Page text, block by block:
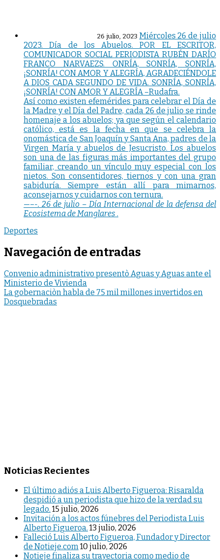
26 julio, 2023 Miércoles 26 de julio
2023. Día de los Abuelos. POR EL ESCRITOR,
COMUNICADOR SOCIAL PERIODISTA RUBÉN DARÍO
FRANCO NARVAEZS. ONRÍA, SONRÍA, SONRÍA,
¡SONRÍA! CON AMOR Y ALEGRÍA, AGRADECIÉNDOLE
A DIOS CADA SEGUNDO DE VIDA. SONRÍA, SONRÍA,
¡SONRÍA! CON AMOR Y ALEGRÍA –Rudafra.
Así como existen efemérides para celebrar el Día de
la Madre y el Día del Padre, cada 26 de julio se rinde
homenaje a los abuelos; ya que según el calendario
católico, está es la fecha en que se celebra la
onomástica de San Joaquín y Santa Ana, padres de la
Virgen María y abuelos de Jesucristo. Los abuelos
son una de las figuras más importantes del grupo
familiar, creando un vínculo muy especial con los
nietos. Son consentidores, tiernos y con una gran
sabiduría. Siempre están allí para mimarnos,
aconsejarnos y cuidarnos con ternura.
—–-. 26 de julio – Día Internacional de la defensa del
Ecosistema de Manglares .
Deportes
Navegación de entradas
Convenio administrativo presentò Aguas y Aguas ante el
Ministerio de Vivienda
La gobernaciòn habla de 75 mil millones invertidos en
Dosquebradas
Noticias Recientes
El último adiós a Luis Alberto Figueroa: Risaralda
despidió a un periodista que hizo de la verdad su
legado. 15 julio, 2026
Invitación a los actos fúnebres del Periodista Luis
Alberto Figueroa. 13 julio, 2026
Falleció Luis Alberto Figueroa, Fundador y Director
de Notieje.com 10 julio, 2026
Notieje finaliza su trayectoria como medio de